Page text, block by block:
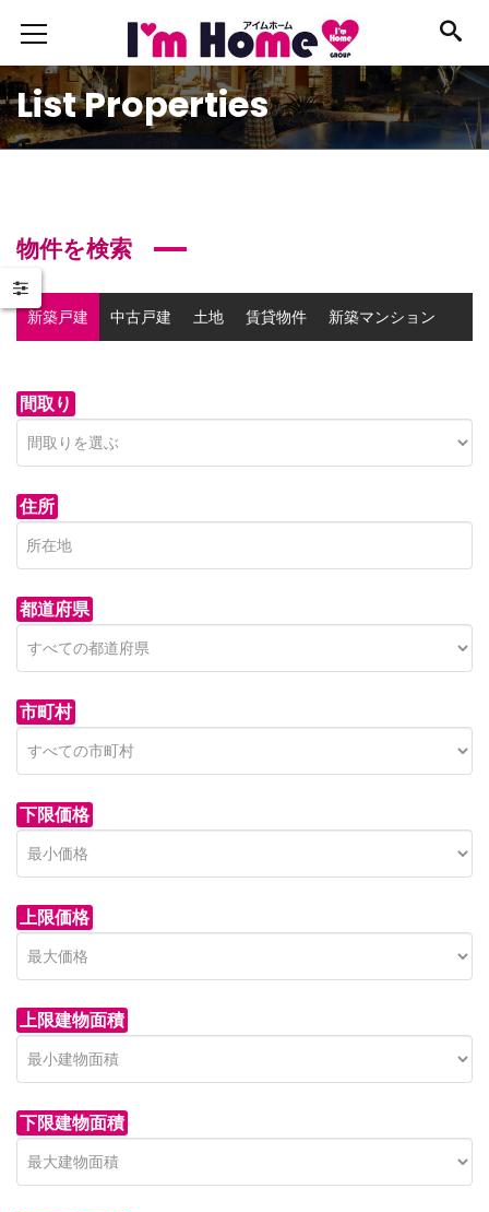
List Properties
物件を検索
新築戸建 中古戸建 土地 賃貸物件 新築マンション
間取り
住所
都道府県
市町村
下限価格
上限価格
上限建物面積
下限建物面積
青木新築分譲住宅
on call
セン
850